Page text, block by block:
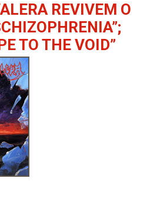
REVIVEM O
TO THE VOID”